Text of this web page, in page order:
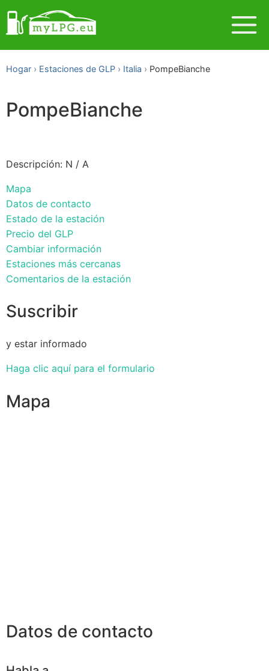
Hogar Estaciones de GLP Italia PompeBianche
PompeBianche
Descripción: N / A
Mapa
Datos de contacto
Estado de la estación
Precio del GLP
Cambiar información
Estaciones más cercanas
Comentarios de la estación
Suscribir
y estar informado
Haga clic aquí para el formulario
Mapa
Datos de contacto